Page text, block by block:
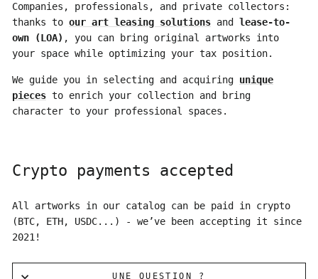
Companies, professionals, and private collectors:
thanks to our art leasing solutions and lease-to-
own (LOA) , you can bring original artworks into
your space while optimizing your tax position.
We guide you in selecting and acquiring unique
pieces to enrich your collection and bring
character to your professional spaces.
Crypto payments accepted
All artworks in our catalog can be paid in crypto
(BTC, ETH, USDC...) - we’ve been accepting it since
2021!
UNE QUESTION ?